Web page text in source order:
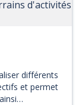
différents
et permet